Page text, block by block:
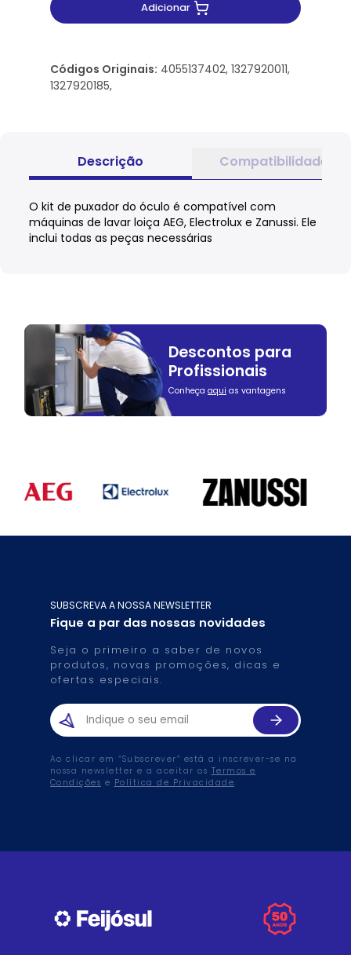
Adicionar
Códigos Originais: 4055137402, 1327920011,
1327920185,
Descrição Compatibilidade
O kit de puxador do óculo é compatível com
máquinas de lavar loiça AEG, Electrolux e Zanussi. Ele
inclui todas as peças necessárias
Descontos para
Profissionais
Conheça aqui as vantagens
SUBSCREVA A NOSSA NEWSLETTER
Fique a par das nossas novidades
Seja o primeiro a saber de novos
produtos, novas promoções, dicas e
ofertas especiais.
Ao clicar em “Subscrever” está a inscrever-se na
nossa newsletter e a aceitar os Termos e
Condições e Política de Privacidade.